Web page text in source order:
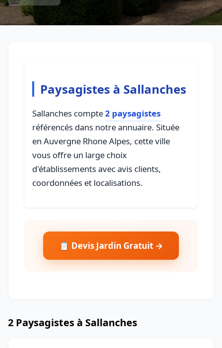
Paysagistes à Sallanches
Sallanches compte2 paysagistes
référencés dans notre annuaire. Située
en Auvergne Rhone Alpes, cette ville
vous offre un large choix
d'établissements avec avis clients,
coordonnées et localisations.
📋 Devis Jardin Gratuit →
2 Paysagistes à Sallanches